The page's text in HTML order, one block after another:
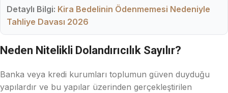
Detaylı Bilgi: Kira Bedelinin Ödenmemesi Nedeniyle
Tahliye Davası 2026
Neden Nitelikli Dolandırıcılık Sayılır?
Banka veya kredi kurumları toplumun güven duyduğu
yapılardır ve bu yapılar üzerinden gerçekleştirilen